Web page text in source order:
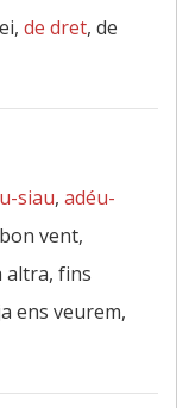
de dret, de
siau, adéu-
vent,
altra, fins
ens veurem,